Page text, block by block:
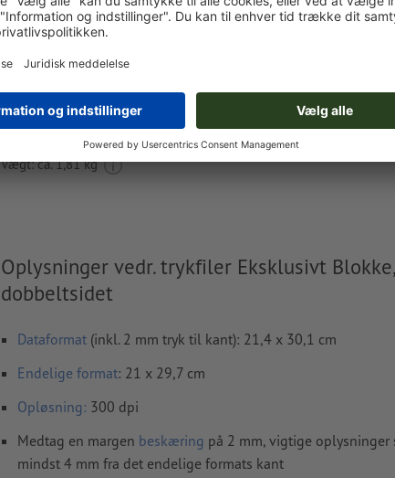
Upload nu
ekskl. moms
kr. 717,70
Leveres ca.:
Vægt: ca.1,81 kg
Oplysninger vedr. trykfiler Eksklusivt
dobbeltsidet
Dataformat (inkl. 2 mm tryk til kant): 21,4 x 30,1 cm
Endelige format: 21 x 29,7 cm
Opløsning: 300 dpi
Medtag en margen beskæring på 2 mm, vigtige
mindst 4 mm fra det endelige formats kant